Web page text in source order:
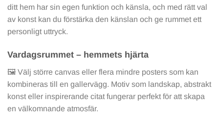
ditt hem har sin egen funktion och känsla, och med rätt val
av konst kan du förstärka den känslan och ge rummet ett
personligt uttryck.
Vardagsrummet – hemmets hjärta
🖼️ Välj större canvas eller flera mindre posters som kan
kombineras till en gallervägg. Motiv som landskap, abstrakt
konst eller inspirerande citat fungerar perfekt för att skapa
en välkomnande atmosfär.